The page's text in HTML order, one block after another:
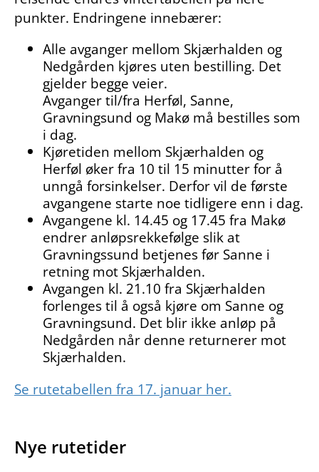
punkter. Endringene innebærer:
Alle avganger mellom Skjærhalden og
Nedgården kjøres uten bestilling. Det
gjelder begge veier.
Avganger til/fra Herføl, Sanne,
Gravningsund og Makø må bestilles som
i dag.
Kjøretiden mellom Skjærhalden og
Herføl øker fra 10 til 15 minutter for å
unngå forsinkelser. Derfor vil de første
avgangene starte noe tidligere enn i dag.
Avgangene kl. 14.45 og 17.45 fra Makø
endrer anløpsrekkefølge slik at
Gravningssund betjenes før Sanne i
retning mot Skjærhalden.
Avgangen kl. 21.10 fra Skjærhalden
forlenges til å også kjøre om Sanne og
Gravningsund. Det blir ikke anløp på
Nedgården når denne returnerer mot
Skjærhalden.
Se rutetabellen fra 17. januar her.
Nye rutetider